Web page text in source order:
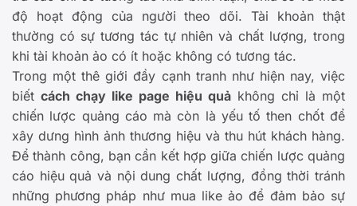
độ hoạt động của người theo dõi. Tài khoản thật
thường có sự tương tác tự nhiên và chất lượng, trong
khi tài khoản ảo có ít hoặc không có tương tác.
Trong một thê giới đầy cạnh tranh như hiện nay, việc
biết cách chạy like page hiệu quả không chỉ là một
chiến lược quảng cáo mà còn là yếu tố then chốt để
xây dưng hình ảnh thương hiệu và thu hút khách hàng.
Để thành công, bạn cần kết hợp giữa chiến lược quảng
cáo hiệu quả và nội dung chất lượng, đồng thời tránh
những phương pháp như mua like ảo để đảm bảo sự